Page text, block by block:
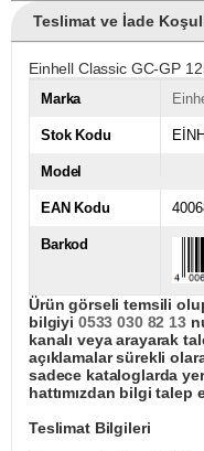
Teslimat ve İade
Einhell Classic GC-GP
Marka
Stok Kodu
Model
EAN Kodu
Barkod
Ürün görseli temsili
bilgiyi 0533 030 82 13
kanalı veya arayarak
açıklamalar sürekli
sadece kataloglarda
hattımızdan bilgi talep
Teslimat Bilgileri